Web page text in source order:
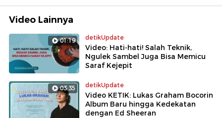
Video Lainnya
01:19 detikUpdate
Video: Hati-hati! Salah Teknik,
Ngulek Sambel Juga Bisa Memicu
Saraf Kejepit
03:35 detikUpdate
Video KETIK: Lukas Graham Bocorin
Album Baru hingga Kedekatan
dengan Ed Sheeran